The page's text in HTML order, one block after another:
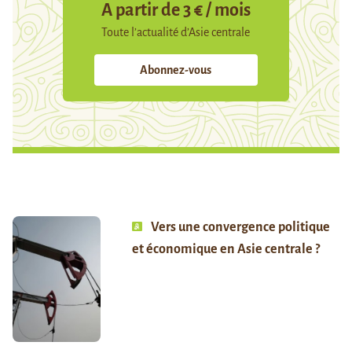
A partir de 3 € / mois
Toute l’actualité d’Asie centrale
Abonnez-vous
Vers une convergence politique
et économique en Asie centrale ?